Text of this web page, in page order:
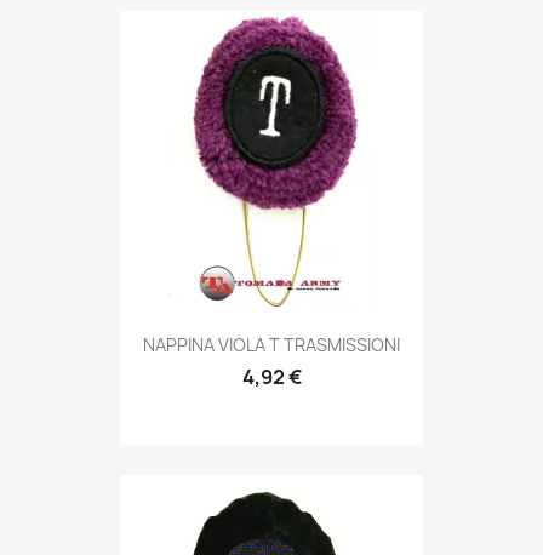
Anteprima
NAPPINA VIOLA T TRASMISSIONI
4,92 €